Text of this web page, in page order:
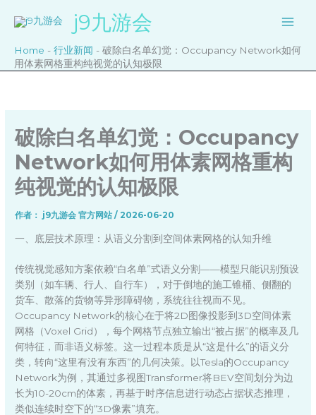
j9九游会
Home - 行业新闻 - 破除白名单幻觉：Occupancy Network如何
用体素网格重构纯视觉的认知极限
破除白名单幻觉：Occupancy
Network如何用体素网格重构
纯视觉的认知极限
作者： j9九游会 官方网站/2026-06-20
一、底层技术原理：从语义分割到空间体素网格的认知升维
传统视觉感知方案依赖“白名单”式语义分割——模型只能识别预设
类别（如车辆、行人、自行车），对于倒地的施工锥桶、侧翻的
货车、散落的货物等异形障碍物，系统往往视而不见。
Occupancy Network的核心在于将2D图像投影到3D空间体素
网格（Voxel Grid），每个网格节点独立输出“被占据”的概率及几
何特征，而非语义标签。这一过程本质是从“这是什么”的语义分
类，转向“这里有没有东西”的几何决策。以Tesla的Occupancy
Network为例，其通过多视图Transformer将BEV空间划分为边
长为10-20cm的体素，再基于时序信息进行动态占据状态推理，
类似连续时空下的“3D像素”填充。